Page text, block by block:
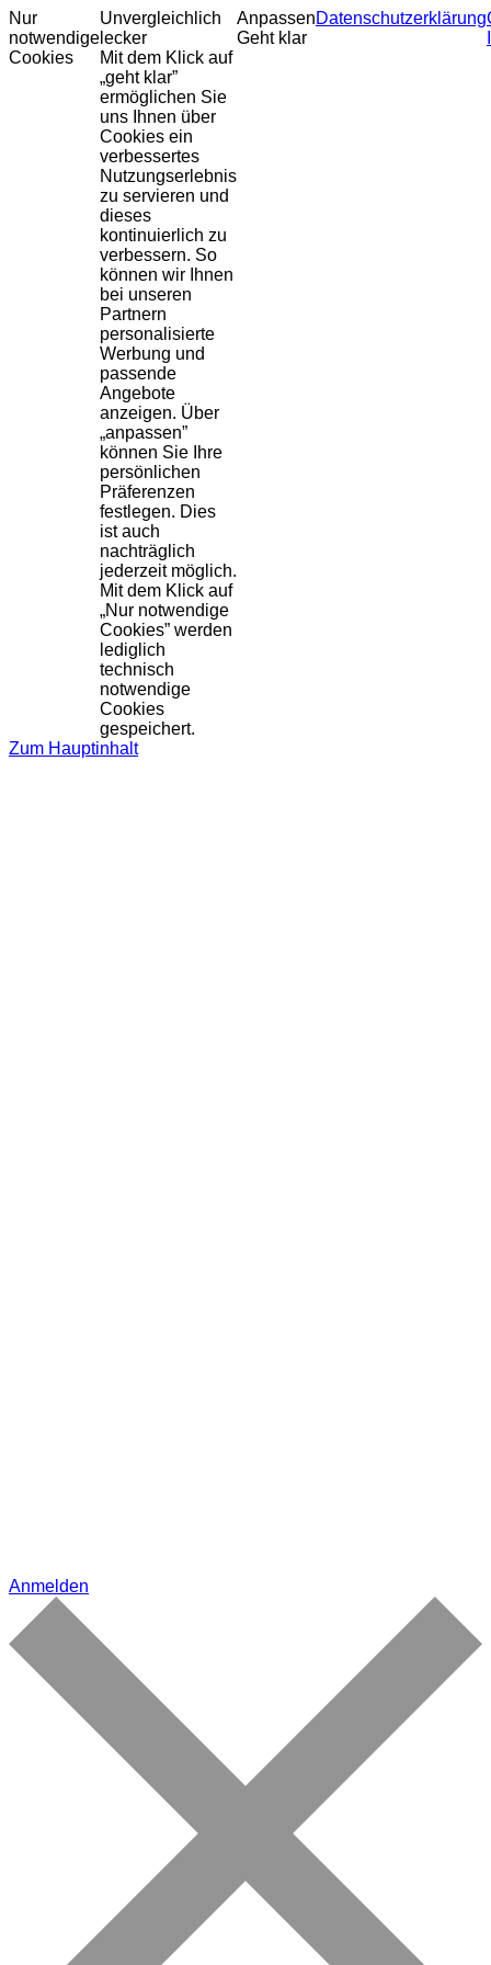
Nur
notwendige
Cookies
Unvergleichlich
lecker
Mit dem Klick auf
„geht klar”
ermöglichen Sie
uns Ihnen über
Cookies ein
verbessertes
Nutzungserlebnis
zu servieren und
dieses
kontinuierlich zu
verbessern. So
können wir Ihnen
bei unseren
Partnern
personalisierte
Werbung und
passende
Angebote
anzeigen. Über
„anpassen”
können Sie Ihre
persönlichen
Präferenzen
festlegen. Dies
ist auch
nachträglich
jederzeit möglich.
Mit dem Klick auf
„Nur notwendige
Cookies” werden
lediglich
technisch
notwendige
Cookies
gespeichert.
Anpassen
Geht klar
Datenschutzerklärung
Zum Hauptinhalt
Anmelden